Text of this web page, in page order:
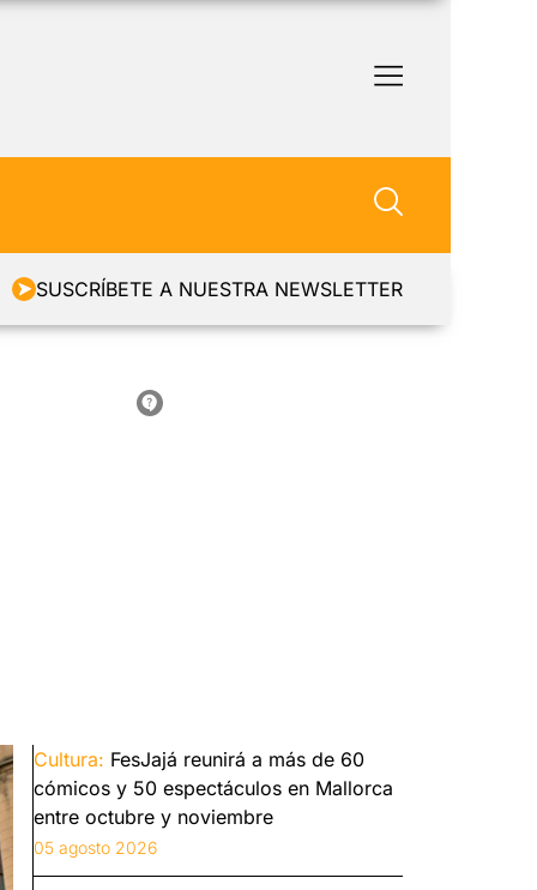
SUSCRÍBETE A NUESTRA NEWSLETTER
Cultura: FesJajá reunirá a más de 60
cómicos y 50 espectáculos en Mallorca
entre octubre y noviembre
05 agosto 2026